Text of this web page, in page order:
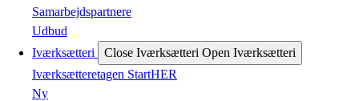
Samarbejdspartnere
Udbud
Iværksætteri
Close Iværksætteri Open Iværksætteri
Iværksætteretagen StartHER
Ny